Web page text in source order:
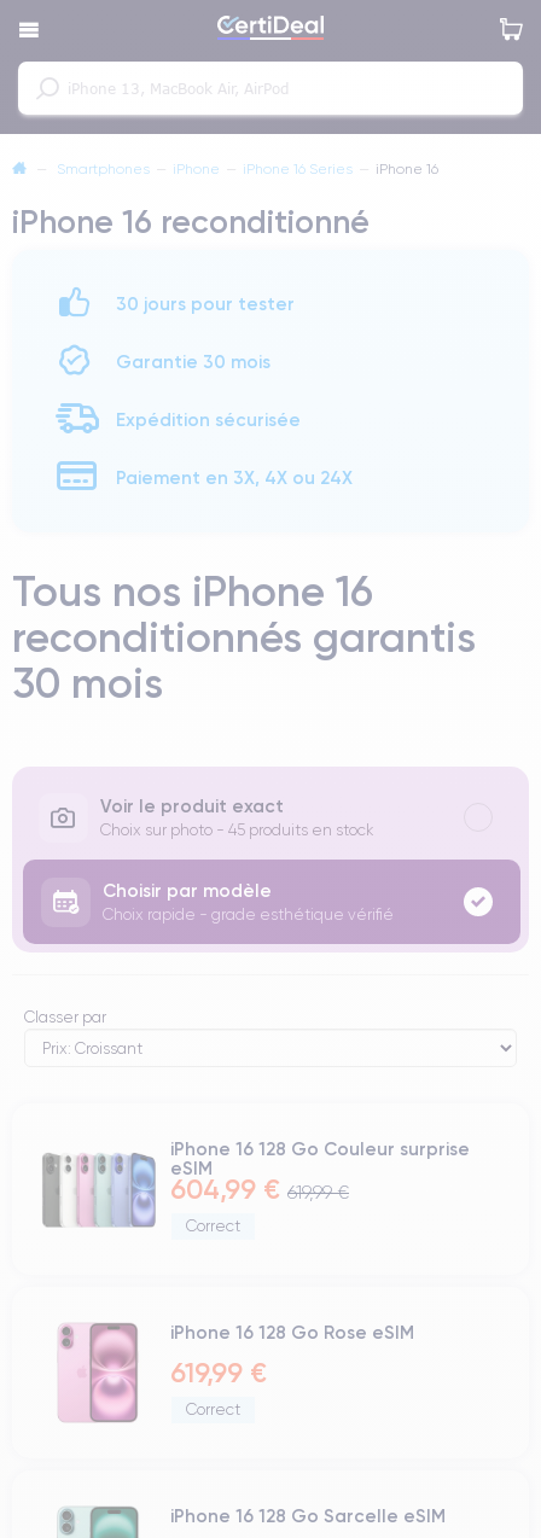
— Smartphones — iPhone — iPhone 16 Series — iPhone 16
iPhone 16 reconditionné
30 jours pour tester
Garantie 30 mois
Expédition sécurisée
Paiement en 3X, 4X ou 24X
Tous nos iPhone 16
reconditionnés garantis
30 mois
Voir le produit exact
Choix sur photo - 45 produits en stock
Choisir par modèle
Choix rapide - grade esthétique vérifié
Classer par
iPhone 16 128 Go Couleur surprise
eSIM
604,99 € 619,99 €
Correct
iPhone 16 128 Go Rose eSIM
619,99 €
Correct
iPhone 16 128 Go Sarcelle eSIM